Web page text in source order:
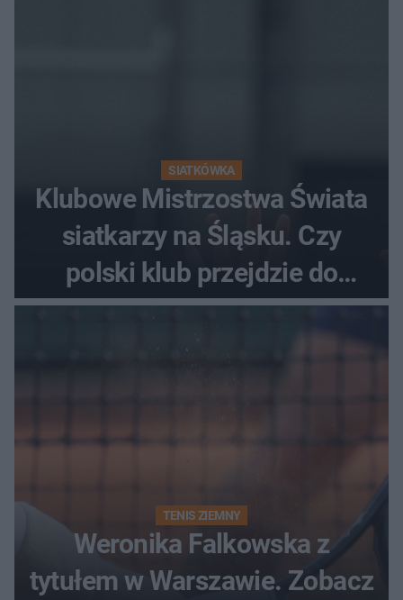
SIATKÓWKA
Klubowe Mistrzostwa Świata
siatkarzy na Śląsku. Czy
polski klub przejdzie do
historii
TENIS ZIEMNY
Weronika Falkowska z
tytułem w Warszawie. Zobacz